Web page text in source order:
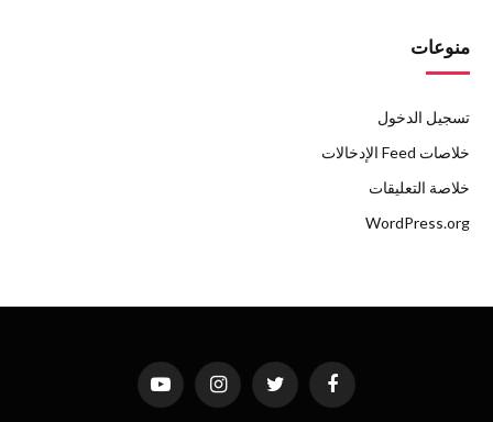
منوعات
تسجيل الدخول
خلاصات Feed الإدخالات
خلاصة التعليقات
WordPress.org
فيسبوك تويتر الانستغراميوتيوب